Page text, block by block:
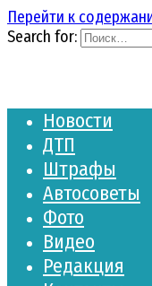
Перейти к
Search for:
Новости
ДТП
Штрафы
Автосоветы
Фото
Видео
Редакция